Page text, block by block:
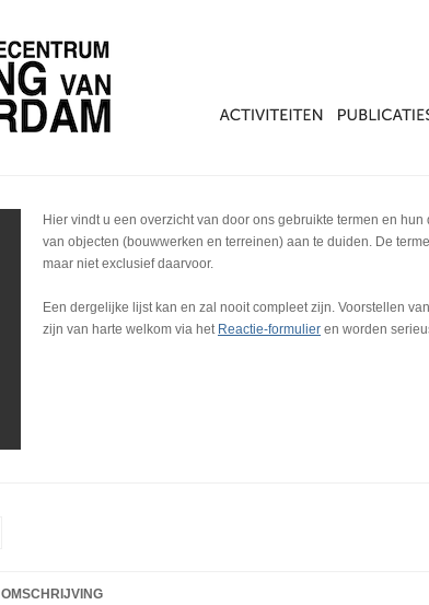
Hier vindt u een overzicht van door ons gebruikte termen en
van objecten (bouwwerken en terreinen) aan te duiden. De
maar niet exclusief daarvoor.
Een dergelijke lijst kan en zal nooit compleet zijn. Voorstellen
zijn van harte welkom via het Reactie-formulier en worden
OMSCHRIJVING